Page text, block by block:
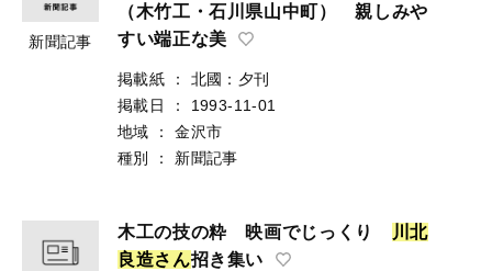
新聞記事
（木竹工・石川県山中町） 親しみや
すい端正な美
掲載紙 ：
北國：夕刊
掲載日
：
1993-11-01
地域
：
金沢市
種別
： 新聞記事
木工の技の粋 映画でじっくり 川北
良造さ ん招き集い